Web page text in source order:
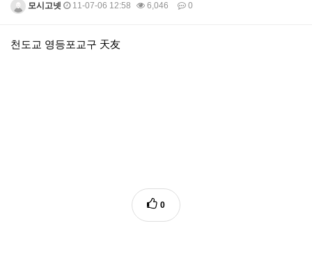
모시고넷 11-07-06 12:58 6,046 0
본문
천도교 영등포교구 天友
0